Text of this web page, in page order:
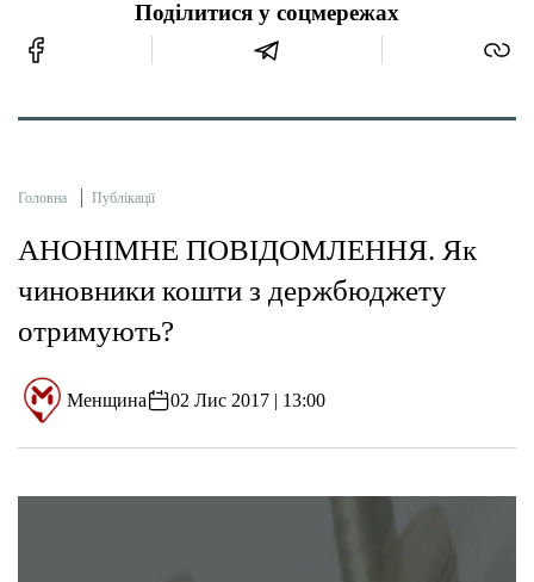
Поділитися у соцмережах
Головна Публікації
АНОНІМНЕ ПОВІДОМЛЕННЯ. Як
чиновники кошти з держбюджету
отримують?
Менщина 02 Лис 2017 | 13:00